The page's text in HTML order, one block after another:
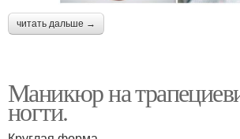
читать дальше →
Маникюр на
ногти.